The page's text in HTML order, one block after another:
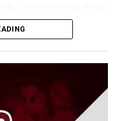
penal en las etapas
el desarrollo del juicio,
del fallo